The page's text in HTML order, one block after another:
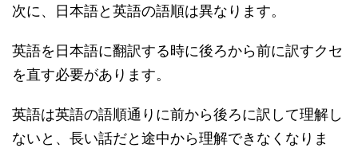
次に、日本語と英語の語順は異なります。
英語を日本語に翻訳する時に後ろから前に訳すクセ
を直す必要があります。
英語は英語の語順通りに前から後ろに訳して理解し
ないと、長い話だと途中から理解できなくなりま